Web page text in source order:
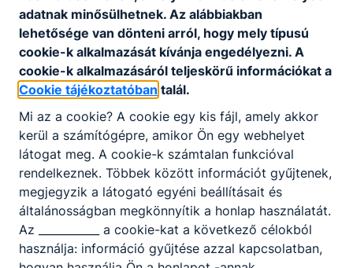
adatnak minősülhetnek. Az alábbiakban
lehetősége van dönteni arról, hogy mely típusú
cookie-k alkalmazását kívánja engedélyezni. A
cookie-k alkalmazásáról teljeskörű információkat a
Cookie tájékoztatóban talál.
Mi az a cookie? A cookie egy kis fájl, amely akkor
kerül a számítógépre, amikor Ön egy webhelyet
látogat meg. A cookie-k számtalan funkcióval
rendelkeznek. Többek között információt gyűjtenek,
megjegyzik a látogató egyéni beállításait és
általánosságban megkönnyítik a honlap használatát.
Az ___________ a cookie-kat a következő célokból
használja: információ gyűjtése azzal kapcsolatban,